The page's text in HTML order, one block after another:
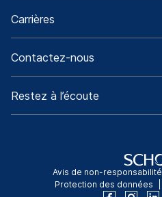
Carrières
Contactez-nous
Restez à l’écoute
Avis de non-responsabilité
Protection des données